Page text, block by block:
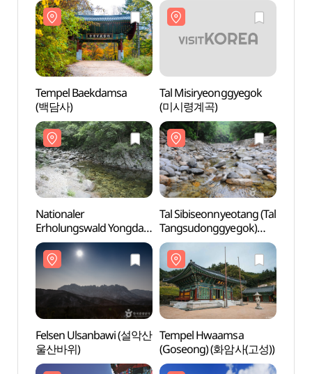
Tempel Baekdamsa
(백담사)
Tal Misiryeonggyegok
(미시령계곡)
Nationaler
Erholungswald Yongdae
(국립 용대자연휴양림)
Tal Sibiseonnyeotang (Tal
Tangsudonggyegok)
(십이선녀탕(탕수동계곡))
Felsen Ulsanbawi (설악산
울산바위)
Tempel Hwaamsa
(Goseong) (화암사(고성))